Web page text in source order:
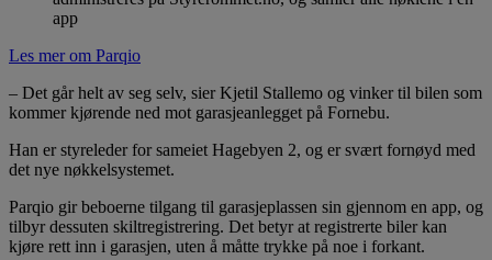
app
Les mer om Parqio
– Det går helt av seg selv, sier Kjetil Stallemo og vinker til bilen som
kommer kjørende ned mot garasjeanlegget på Fornebu.
Han er styreleder for sameiet Hagebyen 2, og er svært fornøyd med
det nye nøkkelsystemet.
Parqio gir beboerne tilgang til garasjeplassen sin gjennom en app, og
tilbyr dessuten skiltregistrering. Det betyr at registrerte biler kan
kjøre rett inn i garasjen, uten å måtte trykke på noe i forkant.